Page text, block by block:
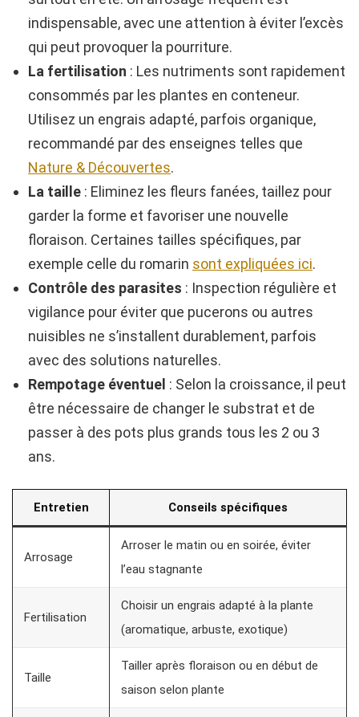
indispensable, avec une attention à éviter l’excès
qui peut provoquer la pourriture.
La fertilisation : Les nutriments sont rapidement
consommés par les plantes en conteneur.
Utilisez un engrais adapté, parfois organique,
recommandé par des enseignes telles que
Nature & Découvertes.
La taille : Eliminez les fleurs fanées, taillez pour
garder la forme et favoriser une nouvelle
floraison. Certaines tailles spécifiques, par
exemple celle du romarin sont expliquées ici.
Contrôle des parasites : Inspection régulière et
vigilance pour éviter que pucerons ou autres
nuisibles ne s’installent durablement, parfois
avec des solutions naturelles.
Rempotage éventuel : Selon la croissance, il peut
être nécessaire de changer le substrat et de
passer à des pots plus grands tous les 2 ou 3
ans.
Entretien Conseils spécifiques
Arrosage
Arroser le matin ou en soirée, éviter
l’eau stagnante
Fertilisation
Choisir un engrais adapté à la plante
(aromatique, arbuste, exotique)
Taille
Tailler après floraison ou en début de
saison selon plante